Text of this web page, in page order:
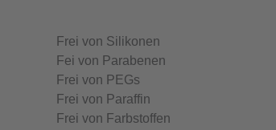
Frei von Silikonen
Fei von Parabenen
Frei von PEGs
Frei von Paraffin
Frei von Farbstoffen